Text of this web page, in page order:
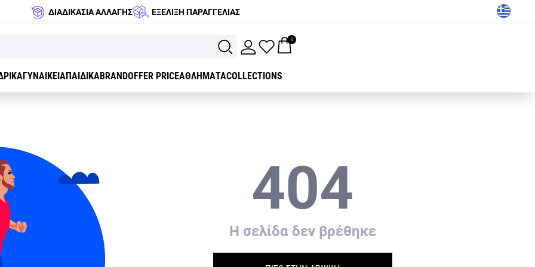
ΔΙΑΔΙΚΑΣΙΑ ΑΛΛΑΓΗΣ ΕΞΕΛΙΞΗ ΠΑΡΑΓΓΕΛΙΑΣ
0
ΓΥΝΑΙΚΕΙΑΠΑΙΔΙΚΑBRANDOFFER PRICEΑΘΛΗΜΑΤΑCOLLECTIONS
404
H σελίδα δεν βρέθηκε